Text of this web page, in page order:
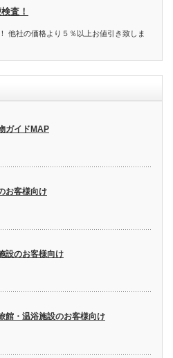
査！
他社の価格より５％以上お値引き致しま
ガイドMAP
お客様向け
設のお客様向け
館・温浴施設のお客様向け